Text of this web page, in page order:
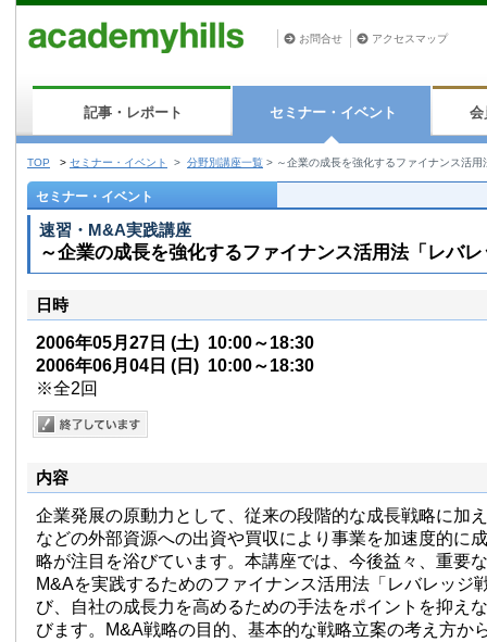
お問合せ アクセスマップ
記事・レポート セミナー・イベント 会
TOP > セミナー・イベント > 分野別講座一覧 > ～企業の成長を強化するファイナンス活
セミナー・イベント
速習・M&A実践講座
～企業の成長を強化するファイナンス活用法「レバ
日時
2006年05月27日 (土) 10:00～18:30
2006年06月04日 (日) 10:00～18:30
※全2回
内容
企業発展の原動力として、従来の段階的な成長戦略に加
などの外部資源への出資や買収により事業を加速度的に
略が注目を浴びています。本講座では、今後益々、重要
M&Aを実践するためのファイナンス活用法「レバレッジ
び、自社の成長力を高めるための手法をポイントを抑え
びます。M&A戦略の目的、基本的な戦略立案の考え方か